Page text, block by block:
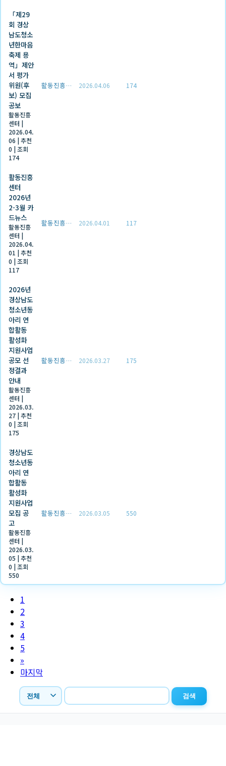
「제29
회 경상
남도청소
년한마음
축제 용
역」제안
서 평가
위원(후
보) 모집
공보
활동진흥
센터 |
2026.04.
06 |추천
0 |조회
174
활동진흥센터 2026.04.06 174
활동진흥
센터
2026년
2-3월 카
드뉴스
활동진흥
센터 |
2026.04.
01 |추천
0 |조회
117
활동진흥센터 2026.04.01 117
2026년
경상남도
청소년동
아리 연
합활동
활성화
지원사업
공모 선
정결과
안내
활동진흥
센터 |
2026.03.
27 |추천
0 |조회
175
활동진흥센터 2026.03.27 175
경상남도
청소년동
아리 연
합활동
활성화
지원사업
모집 공
고
활동진흥
센터 |
2026.03.
05 |추천
0 |조회
550
활동진흥센터 2026.03.05 550
1
2
3
4
5
»
마지막
검색